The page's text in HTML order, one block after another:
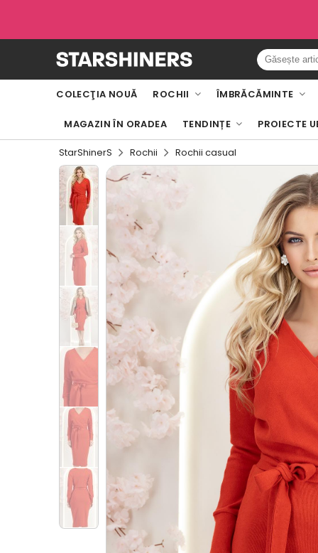
COLECŢIA NOUĂ ROCHII ÎMBRĂCĂMINTE
MAGAZIN ÎN ORADEA TENDINȚE PROIECTE
StarShinerS Rochii Rochii casual